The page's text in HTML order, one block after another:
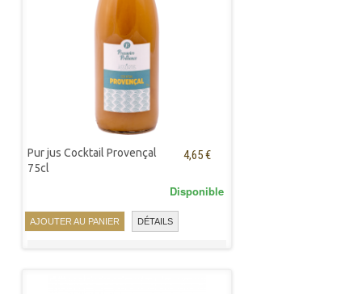
Pur jus Cocktail Provençal
75cl
4,65 €
AJOUTER AU PANIER DÉTAILS
Disponible